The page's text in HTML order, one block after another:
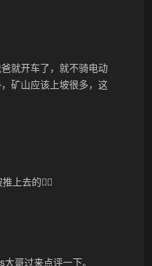
就开车了，就不骑电动
矿山应该上坡很多，这
上去的😵‍💫
哥过来点评一下。